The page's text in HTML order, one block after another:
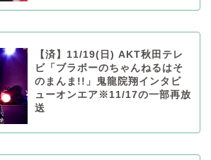
【済】11/19(日) AKT秋田テレ
ビ「ブラボーのちゃんねるはそ
のまんま!!」鬼龍院翔インタビ
ューオンエア※11/17の一部再放
送